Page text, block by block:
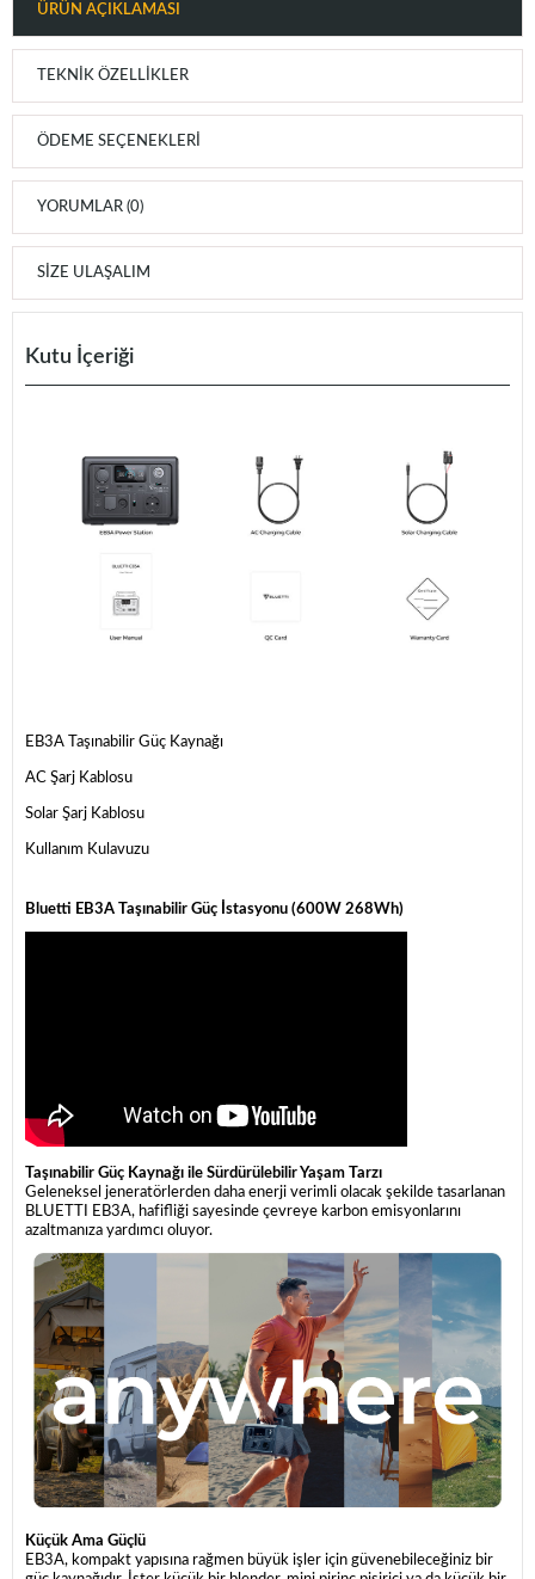
ÜRÜN AÇIKLAMASI
TEKNIK ÖZELLIKLER
ÖDEME SEÇENEKLERI
YORUMLAR (0)
SIZE ULAŞALIM
Bluetti EB3A Taşınabilir Güç İstasyonu (600W 268Wh)
Taşınabilir Güç Kaynağı ile Sürdürülebilir Yaşam Tarzı
Geleneksel jeneratörlerden daha enerji verimli olacak şekilde tasarlanan
BLUETTI EB3A, hafifliği sayesinde çevreye karbon emisyonlarını
azaltmanıza yardımcı oluyor.
Küçük Ama Güçlü
EB3A, kompakt yapısına rağmen büyük işler için güvenebileceğiniz bir
Kutu İçeriği
EB3A Taşınabilir Güç Kaynağı
AC Şarj Kablosu
Solar Şarj Kablosu
Kullanım Kulavuzu